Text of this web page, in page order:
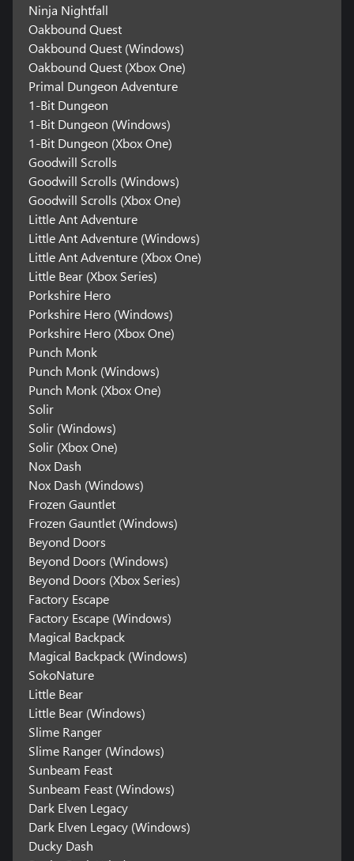
Ninja Nightfall
Oakbound Quest
Oakbound Quest (Windows)
Oakbound Quest (Xbox One)
Primal Dungeon Adventure
1-Bit Dungeon
1-Bit Dungeon (Windows)
1-Bit Dungeon (Xbox One)
Goodwill Scrolls
Goodwill Scrolls (Windows)
Goodwill Scrolls (Xbox One)
Little Ant Adventure
Little Ant Adventure (Windows)
Little Ant Adventure (Xbox One)
Little Bear (Xbox Series)
Porkshire Hero
Porkshire Hero (Windows)
Porkshire Hero (Xbox One)
Punch Monk
Punch Monk (Windows)
Punch Monk (Xbox One)
Solir
Solir (Windows)
Solir (Xbox One)
Nox Dash
Nox Dash (Windows)
Frozen Gauntlet
Frozen Gauntlet (Windows)
Beyond Doors
Beyond Doors (Windows)
Beyond Doors (Xbox Series)
Factory Escape
Factory Escape (Windows)
Magical Backpack
Magical Backpack (Windows)
SokoNature
Little Bear
Little Bear (Windows)
Slime Ranger
Slime Ranger (Windows)
Sunbeam Feast
Sunbeam Feast (Windows)
Dark Elven Legacy
Dark Elven Legacy (Windows)
Ducky Dash